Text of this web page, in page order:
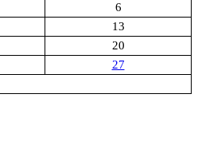
6
13
20
27